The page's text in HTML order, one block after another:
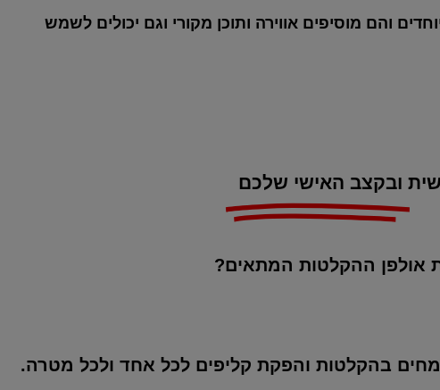
והם מוסיפים אווירה ותוכן מקורי וגם יכולים לשמש
ובקצב האישי שלכם
אולפן ההקלטות המתאים?
בהקלטות והפקת קליפים לכל אחד ולכל מטרה.